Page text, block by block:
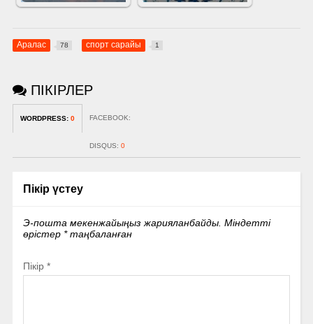
Аралас 78 спорт сарайы 1
ПІКІРЛЕР
WORDPRESS: 0 FACEBOOK:
DISQUS: 0
Пікір үстеу
Э-пошта мекенжайыңыз жарияланбайды. Міндетті
өрістер *таңбаланған
Пікір *